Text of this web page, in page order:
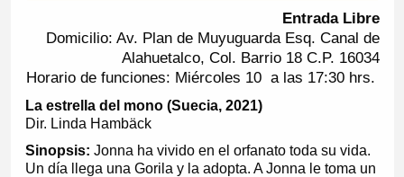
Entrada Libre
Domicilio: Av. Plan de Muyuguarda Esq. Canal de
Alahuetalco, Col. Barrio 18 C.P. 16034
Horario de funciones: Miércoles 10 a las 17:30 hrs.
La estrella del mono (Suecia, 2021)
Dir. Linda Hambäck
Sinopsis: Jonna ha vivido en el orfanato toda su vida.
Un día llega una Gorila y la adopta. A Jonna le toma un